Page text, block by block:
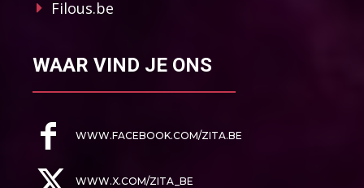
Filous.be
WAAR VIND JE ONS
WWW.FACEBOOK.COM/ZITA.BE
WWW.X.COM/ZITA_BE